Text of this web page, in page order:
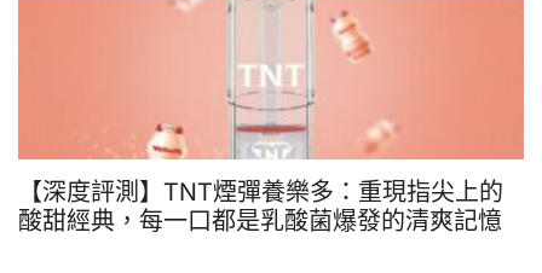
【深度評測】TNT煙彈養樂多：重現指尖上的
酸甜經典，每一口都是乳酸菌爆發的清爽記憶